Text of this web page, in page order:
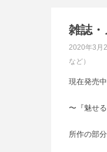
雑誌・
2020年3月
など）
現在発売
〜『魅せ
所作の部